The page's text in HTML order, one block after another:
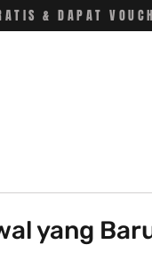
& DAPAT
yang